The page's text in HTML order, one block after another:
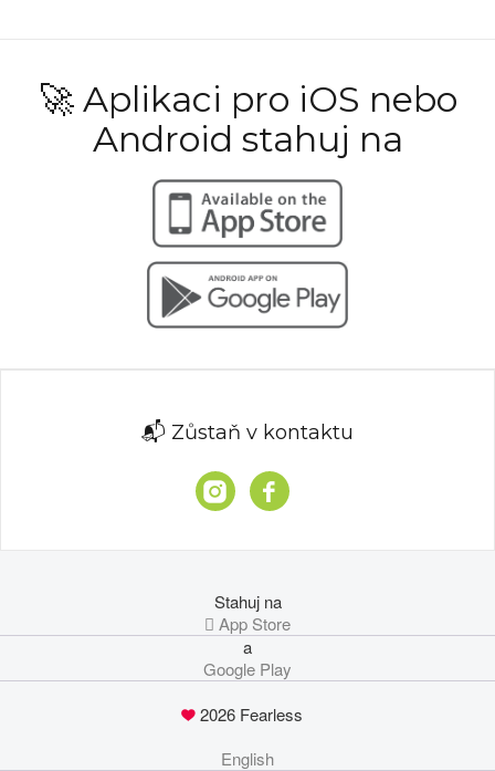
🚀 Aplikaci pro iOS nebo
Android stahuj na
📬 Zůstaň v kontaktu
Stahuj na
 App Store
a
Google Play
2026 Fearless
English